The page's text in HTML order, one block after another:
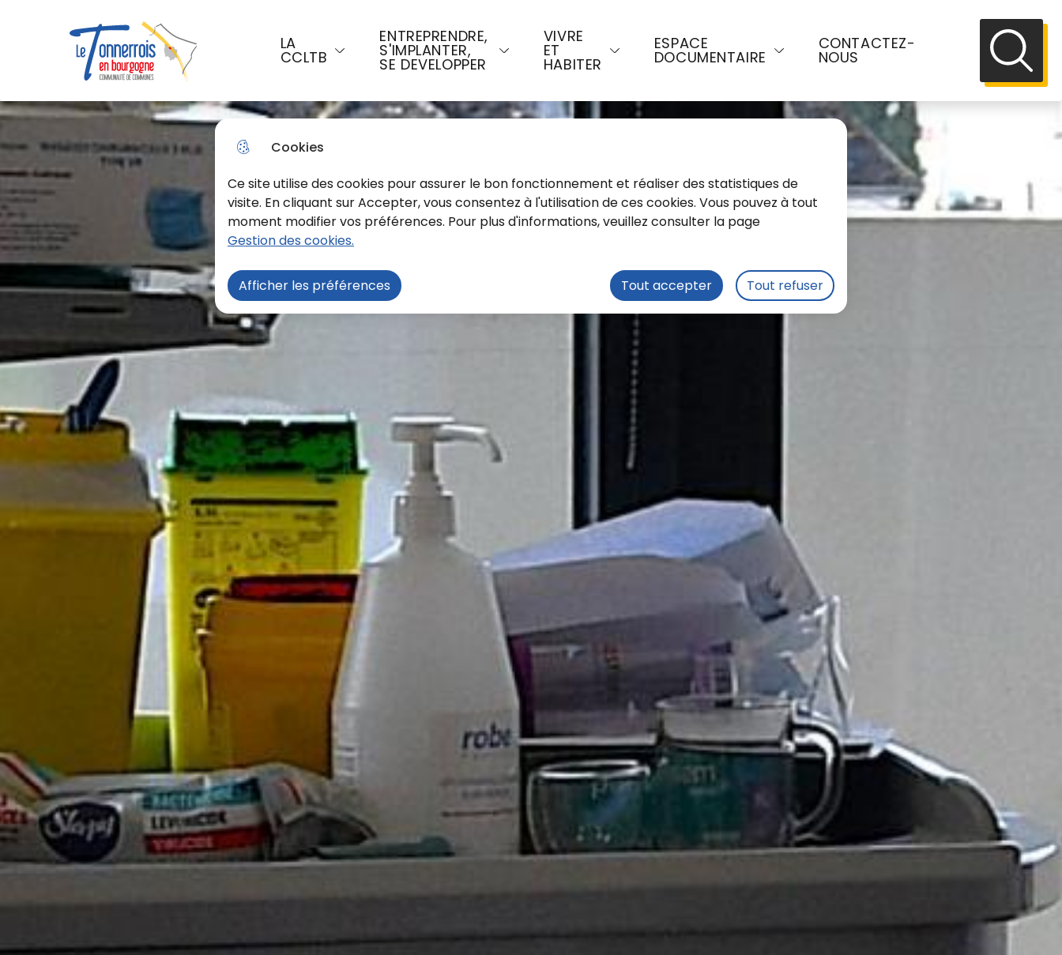
Cookies
Ce site utilise des cookies pour assurer le bon fonctionnement et réaliser des statistiques de
visite. En cliquant sur Accepter, vous consentez à l'utilisation de ces cookies. Vous pouvez à tout
moment modifier vos préférences. Pour plus d'informations, veuillez consulter la page
Gestion des cookies.
Afficher les préférences Tout accepter Tout refuser
Aller au menu Aller à la recherche Aller au contenu principal Consulter le plan du site
Menu principal
LA
CCLTB
ENTREPRENDRE,
S'IMPLANTER,
SE DEVELOPPER
VIVRE
ET
HABITER
ESPACE
DOCUMENTAIRE
CONTACTEZ-
NOUS